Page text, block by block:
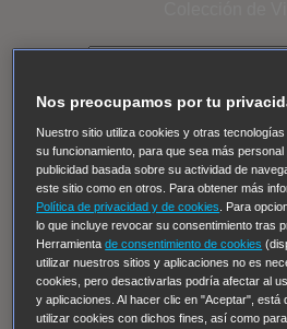
Despedida Salvaje
Thomas, el ojo del FBI
Insomnia El Guardián The
Hudson & Rex Diez libras y
Regreso al futuro III NUEVE
caballeros Tormenta infinita
y Lola
High Country
Los
Moonflower Murders Twisted
Nos preocupamos por tu
Nuestro sitio utiliza cookies y otras
su funcionamiento, para que sea más
publicidad basada sobre su actividad de
este sitio como en otros. Para obtener más
Política de privacidad y de cookies
. Para
lo que incluye revocar su consentimiento tras
Herramientade consentimiento de cookies
utilizar nuestros sitios y aplicaciones no es
cookies, pero desactivarlas podría afectar al
y aplicaciones. Al hacer clic en "Aceptar", está
utilizar cookies con dichos fines, así como